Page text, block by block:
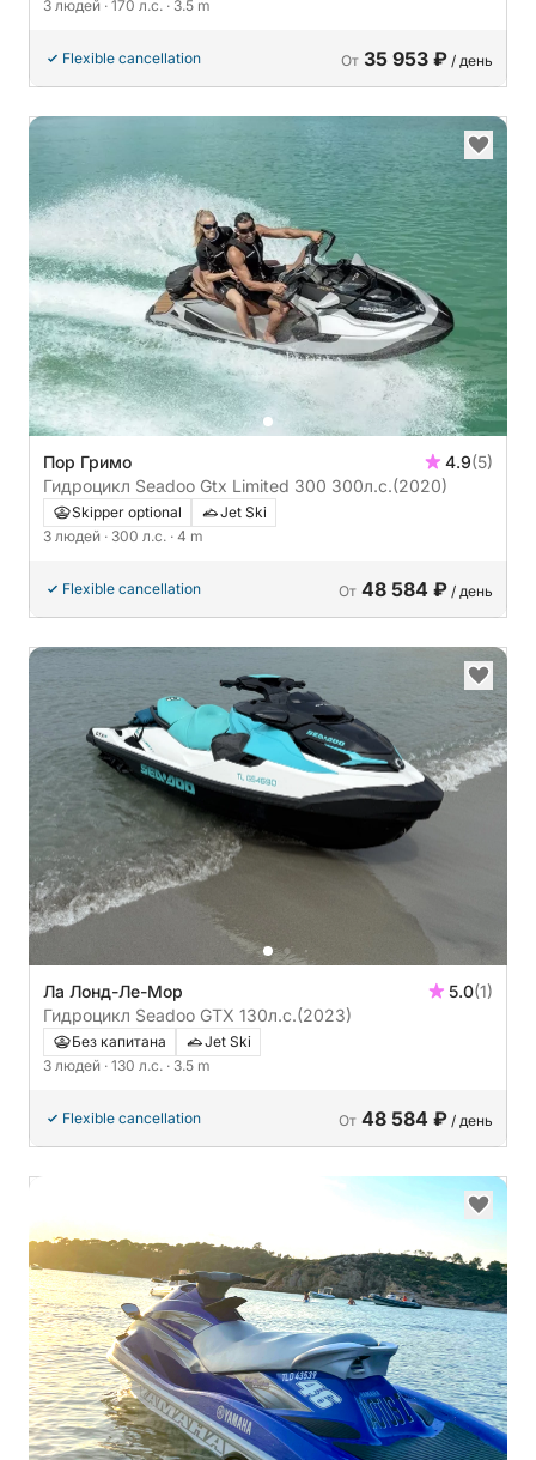
3 людей · 170 л.с. · 3.5 m
Flexible cancellation От 35 953 ₽ / день
Пор Гримо 4.9(5)
Гидроцикл Seadoo Gtx Limited 300 300л.с.(2020)
Skipper optional
Jet Ski
3 людей · 300 л.с. · 4 m
Flexible cancellation От 48 584 ₽ / день
Ла Лонд-Ле-Мор 5.0(1)
Гидроцикл Seadoo GTX 130л.с.(2023)
Без капитана
Jet Ski
3 людей · 130 л.с. · 3.5 m
Flexible cancellation От 48 584 ₽ / день